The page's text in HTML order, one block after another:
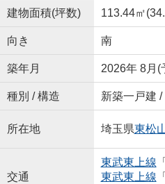
建物面積(坪数) 113.44㎡
向き 南
築年月 2026年 8月(
種別 / 構造 新築一戸建 /
所在地 埼玉県東松
交通
東武東上線 「
東武東上線 「